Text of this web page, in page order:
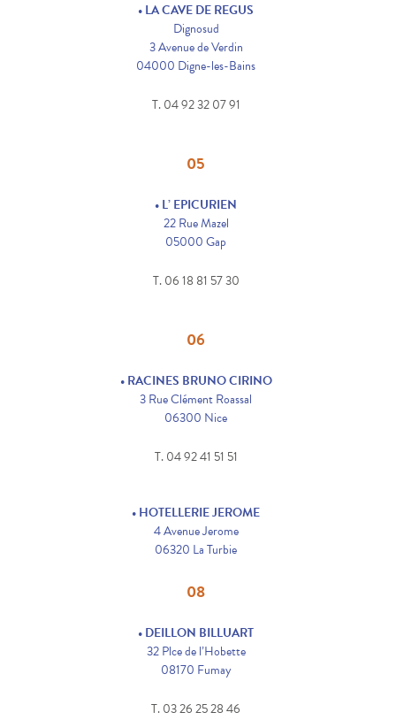
• LA CAVE DE REGUS
Dignosud
3 Avenue de Verdin
04000 Digne-les-Bains
T. 04 92 32 07 91
05
• L’ EPICURIEN
22 Rue Mazel
05000 Gap
T. 06 18 81 57 30
06
• RACINES BRUNO CIRINO
3 Rue Clément Roassal
06300 Nice
T. 04 92 41 51 51
• HOTELLERIE JEROME
4 Avenue Jerome
06320 La Turbie
08
• DEILLON BILLUART
32 Plce de l’Hobette
08170 Fumay
T. 03 26 25 28 46